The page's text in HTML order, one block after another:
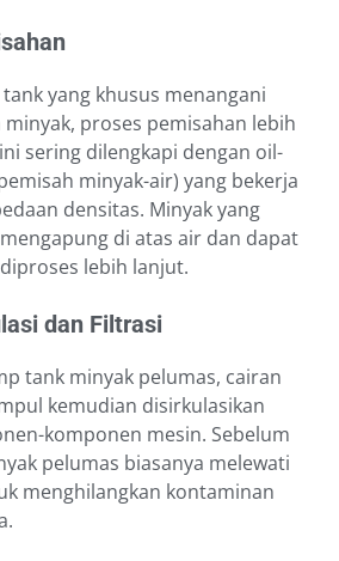
yang khusus menangani
proses pemisahan lebih
sering dilengkapi dengan oil-
minyak-air) yang bekerja
densitas. Minyak yang
di atas air dan dapat
lebih lanjut.
dan Filtrasi
tank minyak pelumas, cairan
kemudian disirkulasikan
komponen mesin. Sebelum
pelumas biasanya melewati
menghilangkan kontaminan